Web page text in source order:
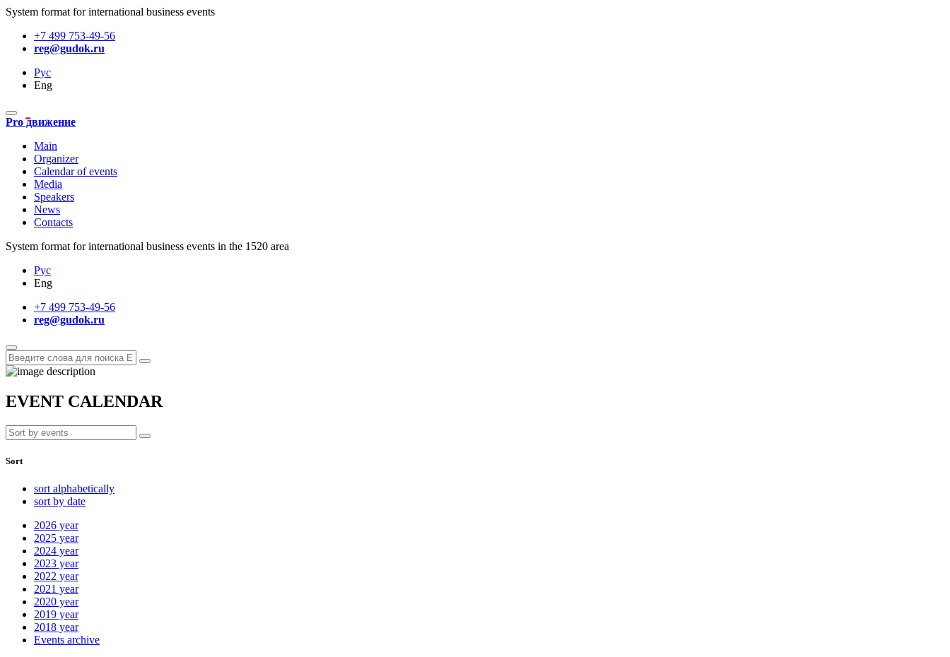
System format for international business events
+7 499 753-49-56
reg@gudok.ru
Рус
Eng
Pro движение
Main
Organizer
Calendar of events
Media
Speakers
News
Contacts
System format for international business events in the 1520 area
Рус
Eng
+7 499 753-49-56
reg@gudok.ru
EVENT CALENDAR
Sort
sort alphabetically
sort by date
2026 year
2025 year
2024 year
2023 year
2022 year
2021 year
2020 year
2019 year
2018 year
Events archive